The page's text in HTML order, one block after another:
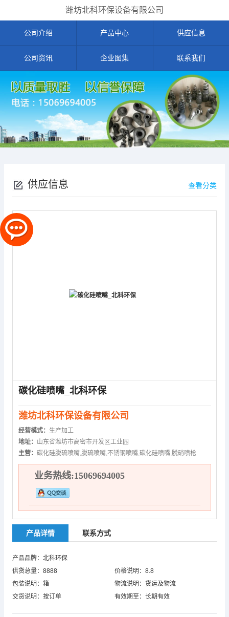
潍坊北科环保设备有限公司
公司介绍 产品中心 供应信息
公司资讯 企业图集 联系我们
供应信息 查看分类
碳化硅喷嘴_北科环保
潍坊北科环保设备有限公司
经营模式： 生产加工
地址： 山东省潍坊市高密市开发区工业园
主营： 碳化硅脱硫喷嘴,脱硫喷嘴,不锈钢喷嘴,碳化硅喷嘴,脱硝喷枪
业务热线:15069694005
产品详情 联系方式
产品品牌：北科环保
供货总量：8888
价格说明：8.8
包装说明：箱
物流说明：货运及物流
交货说明：按订单
有效期至：长期有效